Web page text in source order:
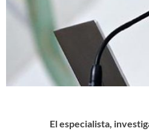
El especialista,